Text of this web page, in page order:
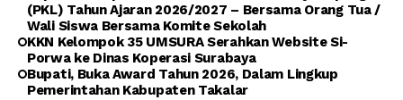
(PKL) Tahun Ajaran 2026/2027 – Bersama Orang Tua /
Wali Siswa Bersama Komite Sekolah
KKN Kelompok 35 UMSURA Serahkan Website Si-
Porwa ke Dinas Koperasi Surabaya
Bupati, Buka Award Tahun 2026, Dalam Lingkup
Pemerintahan Kabupaten Takalar